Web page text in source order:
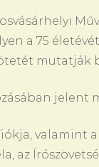
a 75
mutatják
jelent
valamint
az